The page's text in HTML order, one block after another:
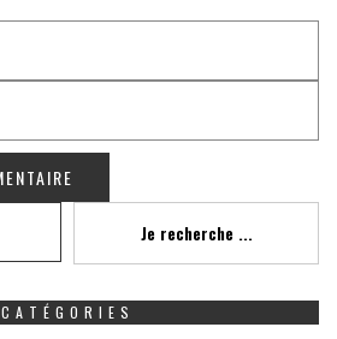
Je recherche ...
CATÉGORIES